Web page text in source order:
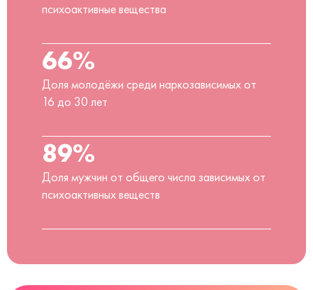
психоактивные вещества
66%
Доля молодёжи среди наркозависимых от
16 до 30 лет
89%
Доля мужчин от общего числа зависимых от
психоактивных веществ